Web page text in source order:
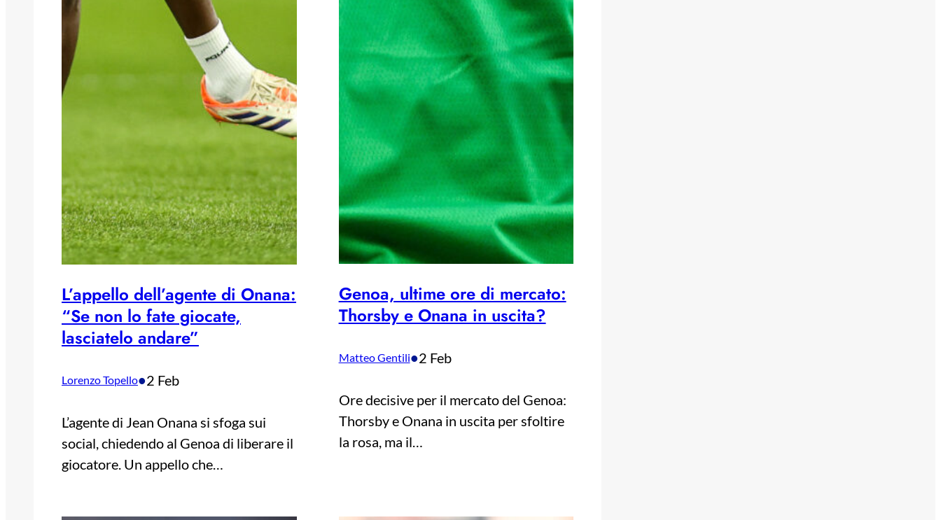
L’appello dell’agente di Onana:
“Se non lo fate giocate,
lasciatelo andare”
Lorenzo Topello•2 Feb
L’agente di Jean Onana si sfoga sui
social, chiedendo al Genoa di liberare il
giocatore. Un appello che…
Genoa, ultime ore di mercato:
Thorsby e Onana in uscita?
Matteo Gentili•2 Feb
Ore decisive per il mercato del Genoa:
Thorsby e Onana in uscita per sfoltire
la rosa, ma il…